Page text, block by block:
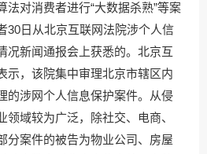
法对消费者进行“大数据杀熟”等案
30日从北京互联网法院涉个人信
况新闻通报会上获悉的。北京互
示，该院集中审理北京市辖区内
的涉网个人信息保护案件。从侵
域较为广泛，除社交、电商、
分案件的被告为物业公司、房屋